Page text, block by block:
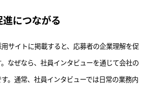
につながる
サイトに掲載すると、応募者の企業理解を促
なぜなら、社員インタビューを通じて会社の
。通常、社員インタビューでは日常の業務内